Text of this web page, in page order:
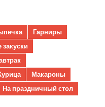
Гарниры
закуски
Макароны
На праздничный стол